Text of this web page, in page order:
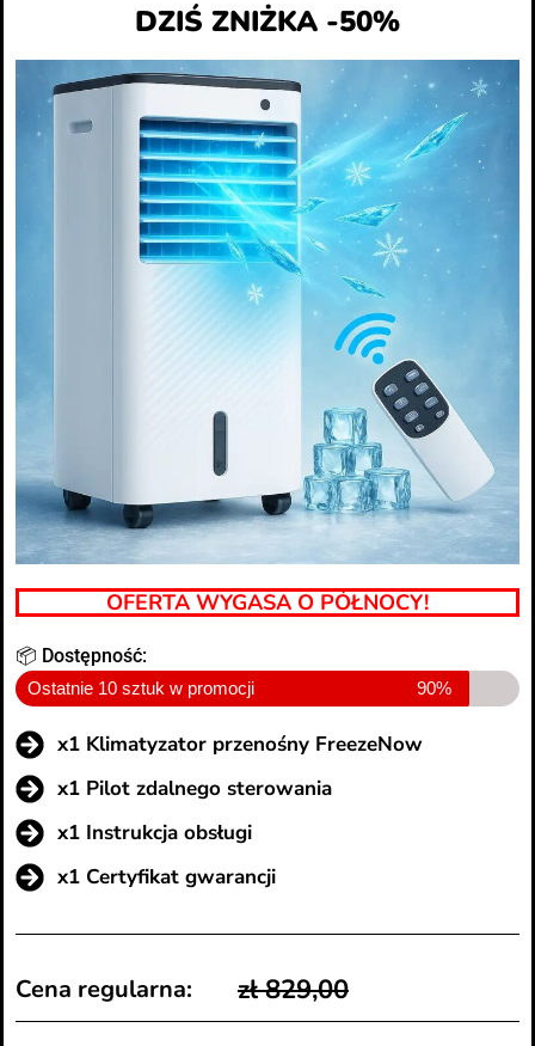
DZIŚ ZNIŻKA -50%
OFERTA WYGASA O PÓŁNOCY!
📦 Dostępność:
Ostatnie 10 sztuk w promocji 90%
x1 Klimatyzator przenośny FreezeNow
x1 Pilot zdalnego sterowania
x1 Instrukcja obsługi
x1 Certyfikat gwarancji
Cena regularna: zł 829,00